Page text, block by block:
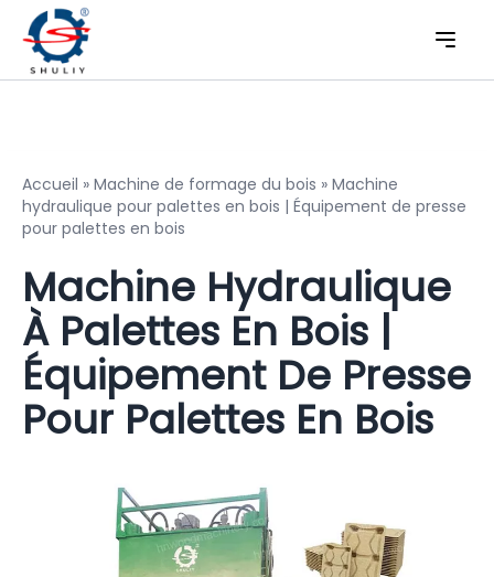
Accueil » Machine de formage du bois » Machine
hydraulique pour palettes en bois | Équipement de presse
pour palettes en bois
Machine Hydraulique
À Palettes En Bois |
Équipement De Presse
Pour Palettes En Bois